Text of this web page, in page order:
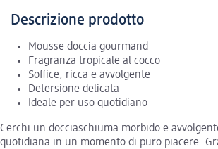
Descrizione prodotto
Mousse doccia gourmand
Fragranza tropicale al cocco
Soffice, ricca e avvolgente
Detersione delicata
Ideale per uso quotidiano
Cerchi un docciaschiuma morbido e
quotidiana in un momento di puro piacere.